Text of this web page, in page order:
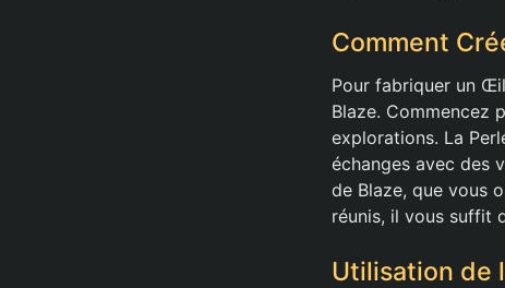
Comment
Pour fabriquer un Œil
Blaze. Commencez
explorations. La
échanges avec des
de Blaze, que vous
réunis, il vous suffit
Utilisation de